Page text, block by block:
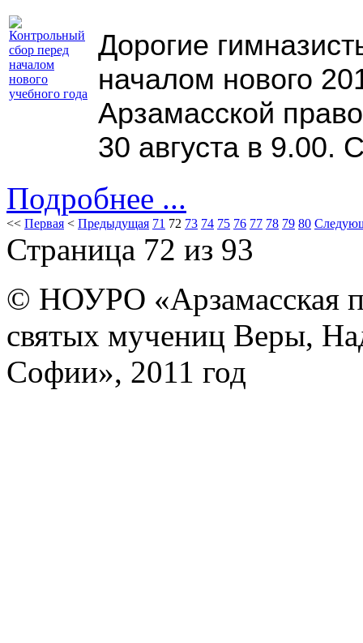
Дорогие
началом нового
Арзамасской
30 августа в 9.00.
Подробнее ...
<< Первая < Предыдущая 71 72 73 74 75 76 77 78 79 80
Страница 72 из 93
© НОУРО «Арзамасская
святых мучениц Веры,
Софии», 2011 год